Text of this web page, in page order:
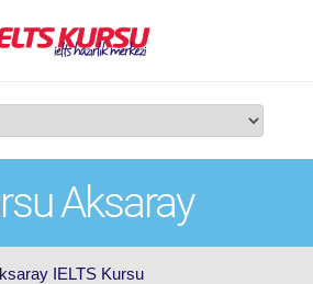
Aksaray
IELTS Kursu